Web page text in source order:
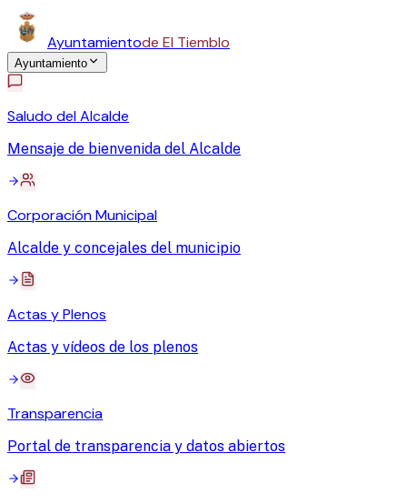
Ayuntamientode El Tiemblo
Ayuntamiento
Saludo del Alcalde
Mensaje de bienvenida del Alcalde
Corporación Municipal
Alcalde y concejales del municipio
Actas y Plenos
Actas y vídeos de los plenos
Transparencia
Portal de transparencia y datos abiertos